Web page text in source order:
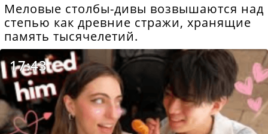
Меловые столбы-дивы возвышаются над
степью как древние стражи, хранящие
память тысячелетий.
17:43